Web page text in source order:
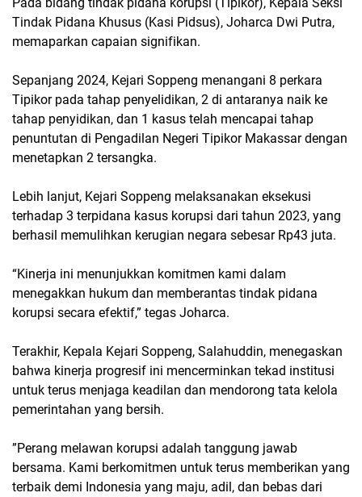
Tindak Pidana Khusus (Kasi Pidsus), Joharca Dwi Putra,
memaparkan capaian signifikan.
Sepanjang 2024, Kejari Soppeng menangani 8 perkara
Tipikor pada tahap penyelidikan, 2 di antaranya naik ke
tahap penyidikan, dan 1 kasus telah mencapai tahap
penuntutan di Pengadilan Negeri Tipikor Makassar dengan
menetapkan 2 tersangka.
Lebih lanjut, Kejari Soppeng melaksanakan eksekusi
terhadap 3 terpidana kasus korupsi dari tahun 2023, yang
berhasil memulihkan kerugian negara sebesar Rp43 juta.
“Kinerja ini menunjukkan komitmen kami dalam
menegakkan hukum dan memberantas tindak pidana
korupsi secara efektif,” tegas Joharca.
Terakhir, Kepala Kejari Soppeng, Salahuddin, menegaskan
bahwa kinerja progresif ini mencerminkan tekad institusi
untuk terus menjaga keadilan dan mendorong tata kelola
pemerintahan yang bersih.
”Perang melawan korupsi adalah tanggung jawab
bersama. Kami berkomitmen untuk terus memberikan yang
terbaik demi Indonesia yang maju, adil, dan bebas dari